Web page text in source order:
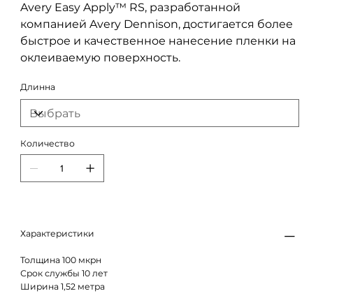
Avery Easy Apply™ RS, разработанной
компанией Avery Dennison, достигается более
быстрое и качественное нанесение пленки на
оклеиваемую поверхность.
Длинна
Количество
Характеристики
Толщина 100 мкрн
Срок службы 10 лет
Ширина 1,52 метра